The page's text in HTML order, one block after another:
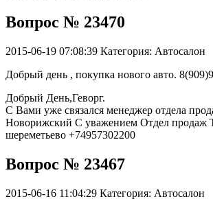
Вопрос № 23470
2015-06-19 07:08:39 Категория: Автосалон
Добрый день , покупка нового авто.
Добрый День,Геворг.
С Вами уже связался менеджер отдела
Новорижский С уважением Отдел продаж
шереметьево +74957302200
Вопрос № 23467
2015-06-16 11:04:29 Категория: Автосалон